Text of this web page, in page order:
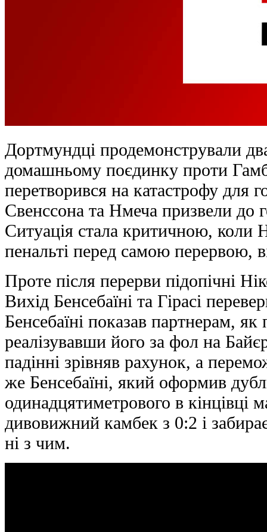
Дортмундці продемонстрували
домашньому поєдинку проти
перетворився на катастрофу для
Свенссона та Нмеча призвели до
Ситуація стала критичною, коли
пенальті перед самою перервою,
Проте після перерви підопічні
Вихід Бенсебаїні та Гірасі
Бенсебаїні показав партнерам,
реалізувавши його за фол на
падінні зрівняв рахунок, а
же Бенсебаїні, який оформив
одинадцятиметрового в кінцівці
дивовижний камбек з 0:2 і
ні з чим.